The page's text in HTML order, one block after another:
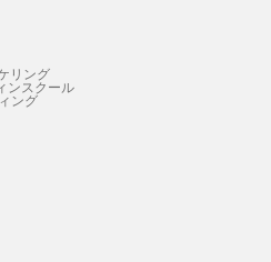
リング
ンスクール
ング